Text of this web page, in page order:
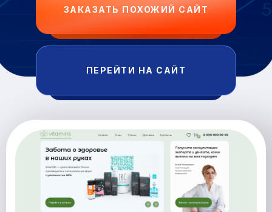
ЗАКАЗАТЬ ПОХОЖИЙ САЙТ
ПЕРЕЙТИ НА САЙТ